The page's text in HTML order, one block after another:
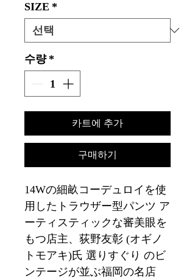
SIZE *
수량 *
카트에 추가
구매하기
14Wの細畝コーデュロイを使
用したトラウザー型パンツ ア
ーティスティックな審美眼を
もつ店主、荻野友彰 (オギノ
トモアキ)氏 選りすぐり のビ
ンテージが並ぶ福岡の名店